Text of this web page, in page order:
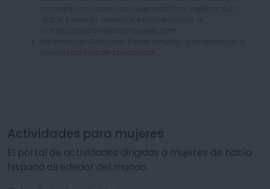
política de privacidad
Actividades para mujeres
El portal de actividades dirigidas a mujeres de habla
hispana alrededor del mundo.